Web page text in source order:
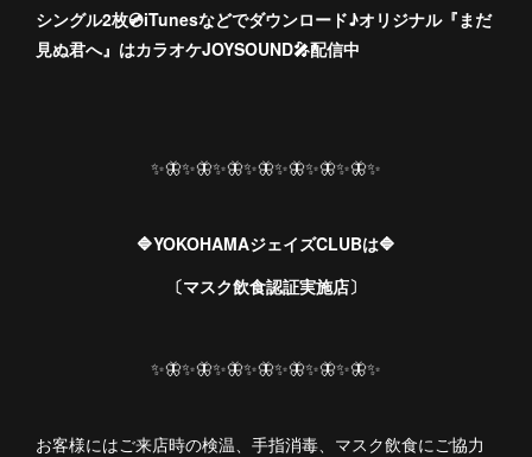
シングル2枚💿iTunesなどでダウンロード♪オリジナル『まだ
見ぬ君へ』はカラオケJOYSOUND🎤配信中
✨🦋✨🦋✨🦋✨🦋✨🦋✨🦋✨🦋✨
🔷YOKOHAMAジェイズCLUBは🔷
〔マスク飲食認証実施店〕
✨🦋✨🦋✨🦋✨🦋✨🦋✨🦋✨🦋✨
お客様にはご来店時の検温、手指消毒、マスク飲食にご協力